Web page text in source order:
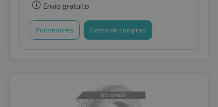
Envio gratuito
Pormenores Cesto de compras